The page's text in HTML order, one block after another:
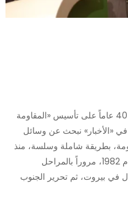
قبل ثلاثة أعوام، وفي أجواء ذكرى مرور 40 عاماً على تأسيس «المقاومة
في «الأخبار» نبحث عن وسائل
بطريقة شاملة وسلسة، منذ
نشأتها عقب الاجتياح الإسرائيلي للبنان عام 1982، مروراً بالمراحل
في بيروت، ثم تحرير الجنوب